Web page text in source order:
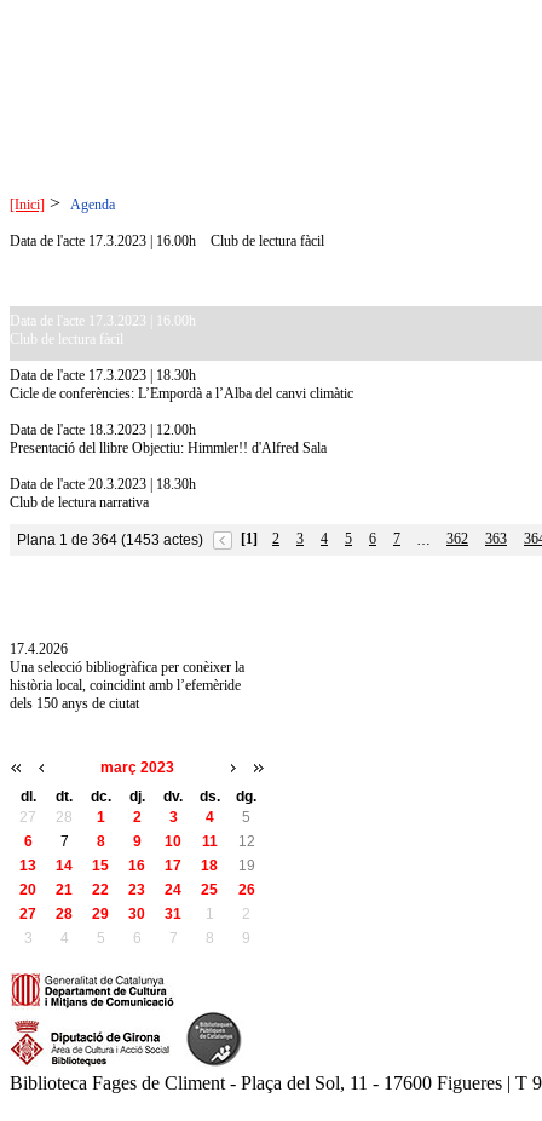
[Inici] > Agenda
Data de l'acte 17.3.2023 | 16.00h Club de lectura fàcil
Data de l'acte 17.3.2023 | 16.00h
Club de lectura fàcil
Data de l'acte 17.3.2023 | 18.30h
Cicle de conferències: L’Empordà a l’Alba del canvi climàtic
Data de l'acte 18.3.2023 | 12.00h
Presentació del llibre Objectiu: Himmler!! d'Alfred Sala
Data de l'acte 20.3.2023 | 18.30h
Club de lectura narrativa
Plana 1 de 364 (1453 actes) [1] 2 3 4 5 6 7 … 362 363
17.4.2026
Una selecció bibliogràfica per conèixer la
història local, coincidint amb l’efemèride
dels 150 anys de ciutat
març 2023
dl.
dt. dc. dj. dv. ds.
dg.
27
28 1 2 3 4
5
6
7 8 9 10 11
12
13
14 15 16 17 18
19
20
21 22 23 24 25
26
27
28 29 30 31 1
2
3
4 5 6 7 8 9
Biblioteca Fages de Climent - Plaça del Sol, 11 - 17600 Figueres |